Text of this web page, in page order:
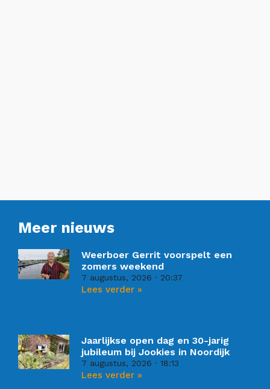
Meer nieuws
Weerboer Gerrit voorspelt een
zomers weekend
7 augustus, 2026 20:37
Lees verder »
Jaarlijkse open dag en 30-jarig
jubileum bij Jookies in Noordijk
7 augustus, 2026 18:13
Lees verder »